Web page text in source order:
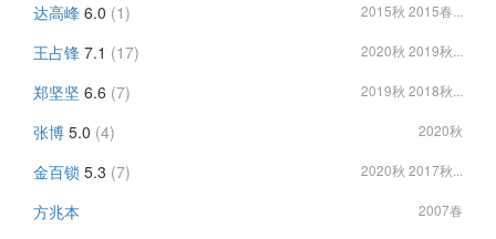
达高峰 6.0 (1) 2015秋 2015春...
王占锋 7.1 (17) 2020秋 2019秋...
郑坚坚 6.6 (7) 2019秋 2018秋...
张博 5.0 (4) 2020秋
金百锁 5.3 (7) 2020秋 2017秋...
方兆本 2007春